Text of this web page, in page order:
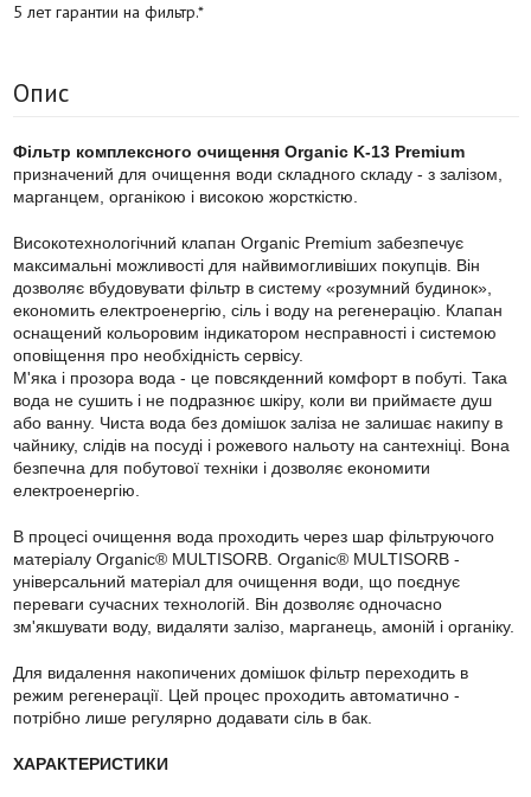
5 лет гарантии на фильтр.*
Опис
Фільтр комплексного очищення Organic K-13 Premium
призначений для очищення води складного складу - з залізом,
марганцем, органікою і високою жорсткістю.
Високотехнологічний клапан Organic Premium забезпечує
максимальні можливості для найвимогливіших покупців. Він
дозволяє вбудовувати фільтр в систему «розумний будинок»,
економить електроенергію, сіль і воду на регенерацію. Клапан
оснащений кольоровим індикатором несправності і системою
оповіщення про необхідність сервісу.
М'яка і прозора вода - це повсякденний комфорт в побуті. Така
вода не сушить і не подразнює шкіру, коли ви приймаєте душ
або ванну. Чиста вода без домішок заліза не залишає накипу в
чайнику, слідів на посуді і рожевого нальоту на сантехніці. Вона
безпечна для побутової техніки і дозволяє економити
електроенергію.
В процесі очищення вода проходить через шар фільтруючого
матеріалу Organic® MULTISORB. Organic® MULTISORB -
універсальний матеріал для очищення води, що поєднує
переваги сучасних технологій. Він дозволяє одночасно
зм'якшувати воду, видаляти залізо, марганець, амоній і органіку.
Для видалення накопичених домішок фільтр переходить в
режим регенерації. Цей процес проходить автоматично -
потрібно лише регулярно додавати сіль в бак.
ХАРАКТЕРИСТИКИ